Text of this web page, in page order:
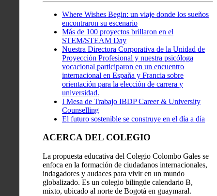
Where Wishes Begin: un viaje donde los sueños
encontraron su escenario
Más de 100 proyectos brillaron en el
STEM/STEAM Day
Nuestra Directora Corporativa de la Unidad de
Proyección Profesional y nuestra psicóloga
vocacional participaron en un encuentro
internacional en España y Francia sobre
orientación para la elección de carrera y
universidad.
I Mesa de Trabajo IBDP Career & University
Counselling
El futuro sostenible se construye en el día a día
ACERCA DEL COLEGIO
La propuesta educativa del Colegio Colombo Gales se
enfoca en la formación de ciudadanos internacionales,
indagadores y audaces para vivir en un mundo
globalizado. Es un colegio bilingüe calendario B,
mixto, ubicado al norte de Bogotá en guaymaral.